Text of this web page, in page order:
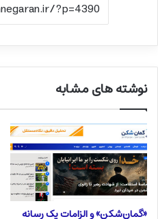
نوشته های مشابه
«گمان‌شکن» و الزامات یک رسانه